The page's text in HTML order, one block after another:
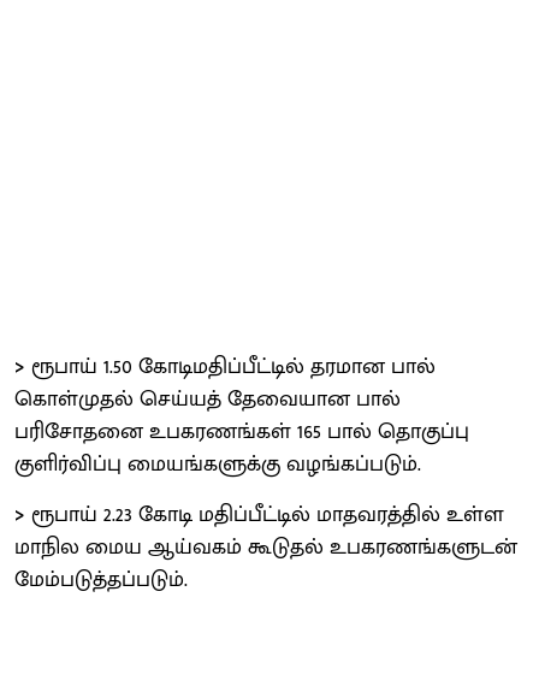
> ரூபாய் 1.50 கோடிமதிப்பீட்டில் தரமான பால்
கொள்முதல் செய்யத் தேவையான பால்
பரிசோதனை உபகரணங்கள் 165 பால் தொகுப்பு
குளிர்விப்பு மையங்களுக்கு வழங்கப்படும்.
> ரூபாய் 2.23 கோடி மதிப்பீட்டில் மாதவரத்தில் உள்ள
மாநில மைய ஆய்வகம் கூடுதல் உபகரணங்களுடன்
மேம்படுத்தப்படும்.